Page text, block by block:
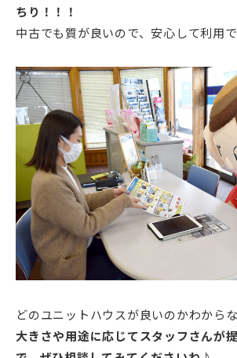
ちり！！！
中古でも質が良いので、安心して利用で
どのユニットハウスが良いのかわから
大きさや用途に応じてスタッフさんが